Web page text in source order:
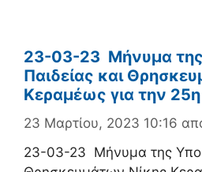
23-03-23 Μήνυμα
Παιδείας και
Κεραμέως για την
23 Μαρτίου, 2023 10:16
23-03-23 Μήνυμα της